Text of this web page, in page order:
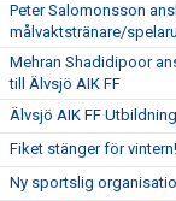
Peter Salomonsson
målvaktstränare/
Mehran Shadidipoor
till Älvsjö AIK FF
Älvsjö AIK FF
Fiket stänger för
Ny sportslig